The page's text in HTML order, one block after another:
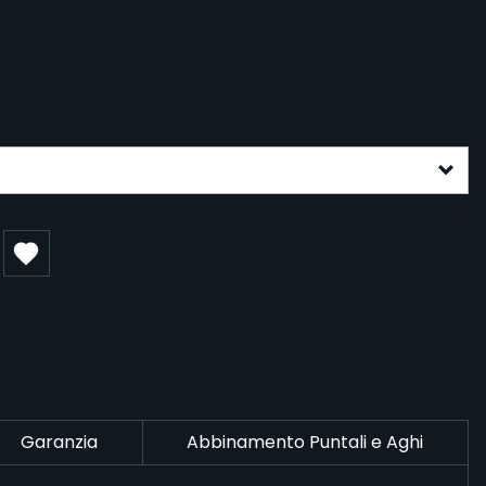
form
Garanzia Abbinamento Puntali e Aghi